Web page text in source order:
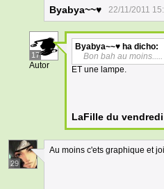
Byabya~~♥ 22/11/2011
17
Autor
Byabya~~♥ ha dicho:
Bon bah au
ET une lampe.
LaFille du vendredi
29
Au moins c'ets graphique et